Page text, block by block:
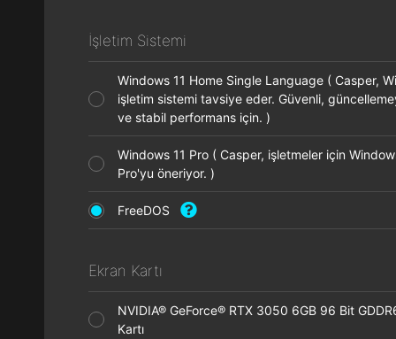
İşletim Sistemi
Windows 11 Home Single Language ( Casper,
işletim sistemi tavsiye eder. Güvenli,
ve stabil performans için. )
Windows 11 Pro ( Casper, işletmeler için
Pro'yu öneriyor. )
FreeDOS
Ekran Kartı
NVIDIA® GeForce® RTX 3050 6GB 96 Bit
Kartı